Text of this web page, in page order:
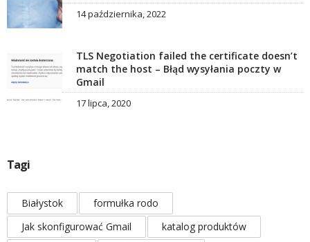
14 października, 2022
TLS Negotiation failed the certificate doesn’t
match the host – Błąd wysyłania poczty w
Gmail
17 lipca, 2020
Tagi
Białystok
formułka rodo
Jak skonfigurować Gmail
katalog produktów